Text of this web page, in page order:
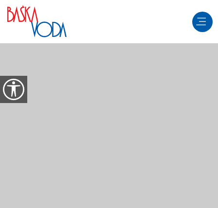
Skip to content
Open accessibility options